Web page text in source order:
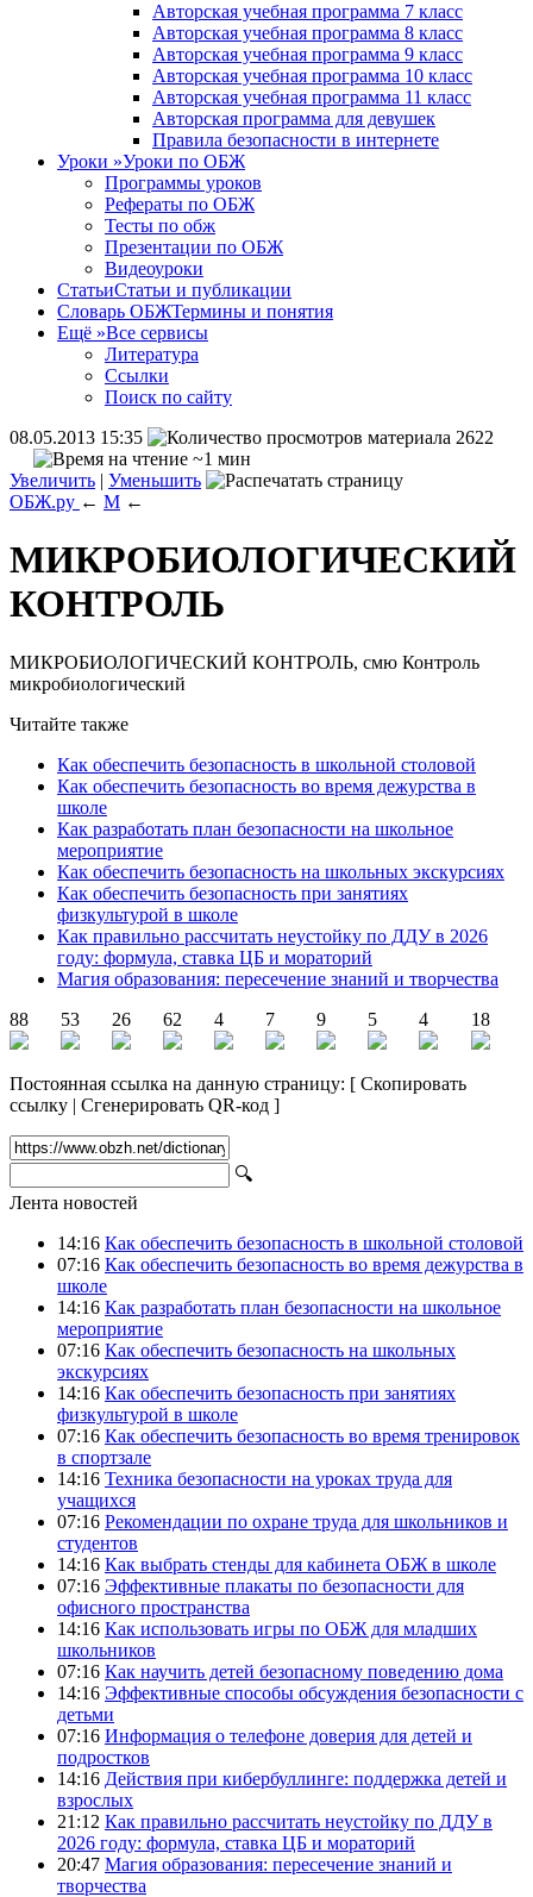
Авторская учебная программа 7 класс
Авторская учебная программа 8 класс
Авторская учебная программа 9 класс
Авторская учебная программа 10 класс
Авторская учебная программа 11 класс
Авторская программа для девушек
Правила безопасности в интернете
Уроки »Уроки по ОБЖ
Программы уроков
Рефераты по ОБЖ
Тесты по обж
Презентации по ОБЖ
Видеоуроки
СтатьиСтатьи и публикации
Словарь ОБЖТермины и понятия
Ещё »Все сервисы
Литература
Ссылки
Поиск по сайту
08.05.2013 15:35
2622
~1 мин
Увеличить | Уменьшить
ОБЖ.ру ← М ←
МИКРОБИОЛОГИЧЕСКИЙ
КОНТРОЛЬ
МИКРОБИОЛОГИЧЕСКИЙ КОНТРОЛЬ, смю Контроль
микробиологический
Читайте также
Как обеспечить безопасность в школьной столовой
Как обеспечить безопасность во время дежурства в
школе
Как разработать план безопасности на школьное
мероприятие
Как обеспечить безопасность на школьных экскурсиях
Как обеспечить безопасность при занятиях
физкультурой в школе
Как правильно рассчитать неустойку по ДДУ в 2026
году: формула, ставка ЦБ и мораторий
Магия образования: пересечение знаний и творчества
88
53 26 62 4 7 9 5 4 18
Постоянная ссылка на данную страницу: [ Скопировать
ссылку | Сгенерировать QR-код ]
🔍
Лента новостей
14:16 Как обеспечить безопасность в школьной столовой
07:16 Как обеспечить безопасность во время дежурства в
школе
14:16 Как разработать план безопасности на школьное
мероприятие
07:16 Как обеспечить безопасность на школьных
экскурсиях
14:16 Как обеспечить безопасность при занятиях
физкультурой в школе
07:16 Как обеспечить безопасность во время тренировок
в спортзале
14:16 Техника безопасности на уроках труда для
учащихся
07:16 Рекомендации по охране труда для школьников и
студентов
14:16 Как выбрать стенды для кабинета ОБЖ в школе
07:16 Эффективные плакаты по безопасности для
офисного пространства
14:16 Как использовать игры по ОБЖ для младших
школьников
07:16 Как научить детей безопасному поведению дома
14:16 Эффективные способы обсуждения безопасности с
детьми
07:16 Информация о телефоне доверия для детей и
подростков
14:16 Действия при кибербуллинге: поддержка детей и
взрослых
21:12 Как правильно рассчитать неустойку по ДДУ в
2026 году: формула, ставка ЦБ и мораторий
20:47 Магия образования: пересечение знаний и
творчества